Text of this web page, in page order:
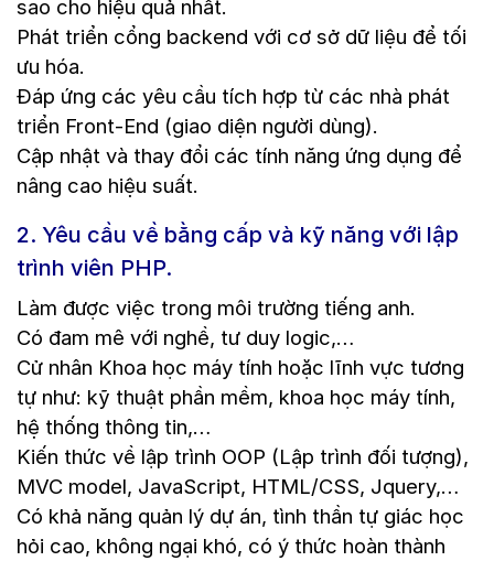
sao cho hiệu quả nhất.
Phát triển cổng backend với cơ sở dữ liệu để tối
ưu hóa.
Đáp ứng các yêu cầu tích hợp từ các nhà phát
triển Front-End (giao diện người dùng).
Cập nhật và thay đổi các tính năng ứng dụng để
nâng cao hiệu suất.
2. Yêu cầu về bằng cấp và kỹ năng với lập
trình viên PHP.
Làm được việc trong môi trường tiếng anh.
Có đam mê với nghề, tư duy logic,…
Cử nhân Khoa học máy tính hoặc lĩnh vực tương
tự như: kỹ thuật phần mềm, khoa học máy tính,
hệ thống thông tin,…
Kiến thức về lập trình OOP (Lập trình đối tượng),
MVC model, JavaScript, HTML/CSS, Jquery,…
Có khả năng quản lý dự án, tình thần tự giác học
hỏi cao, không ngại khó, có ý thức hoàn thành